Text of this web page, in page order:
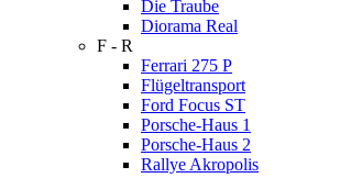
Die Traube
Diorama Real
F - R
Ferrari 275 P
Flügeltransport
Ford Focus ST
Porsche-Haus 1
Porsche-Haus 2
Rallye Akropolis